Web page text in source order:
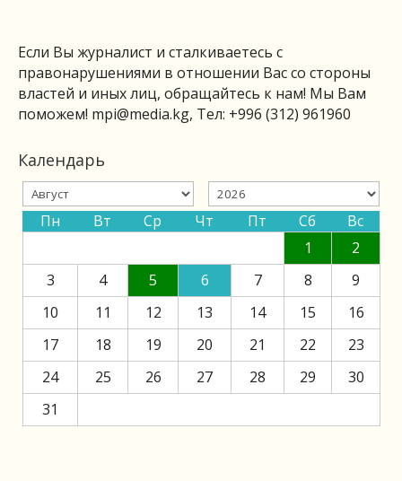
Если Вы журналист и сталкиваетесь с
правонарушениями в отношении Вас со стороны
властей и иных лиц, обращайтесь к нам! Мы Вам
поможем! mpi@media.kg, Тел: +996 (312) 961960
Календарь
Пн Вт Ср Чт Пт Сб
Вс
1
2
3
4 5 6 7 8
9
10
11 12 13 14 15
16
17
18 19 20 21 22
23
24
25 26 27 28 29
30
31